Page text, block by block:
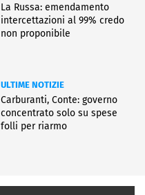
La Russa: emendamento
intercettazioni al 99% credo
non proponibile
ULTIME NOTIZIE
Carburanti, Conte: governo
concentrato solo su spese
folli per riarmo